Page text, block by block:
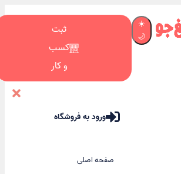
☀️
🌙
ثبت
کسب
و کار
ورود به فروشگاه
صفحه اصلی